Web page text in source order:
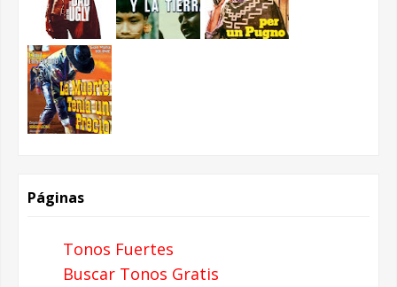
Páginas
Tonos Fuertes
Buscar Tonos Gratis